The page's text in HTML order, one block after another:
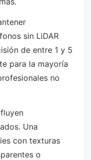
sin LiDAR
de entre 1 y 5
para la mayoría
no
Una
con texturas
o